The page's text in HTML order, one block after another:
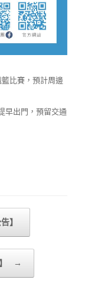
比賽，預計周邊
早出門，預留交通
】
→